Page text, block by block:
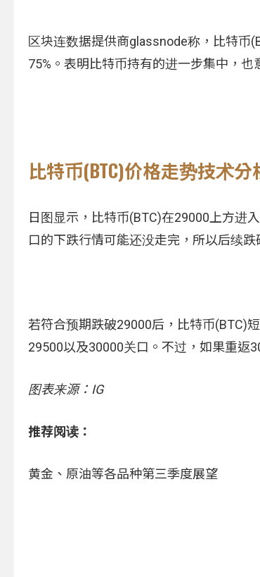
区块连数据提供商glassnode称，比特币
75%。表明比特币持有的进一步集中，
比特币(BTC)价格走势技术
日图显示，比特币(BTC)在29000上方进
口的下跌行情可能还没走完，所以后续
若符合预期跌破29000后，比特币(BTC)
29500以及30000关口。不过，如果重返
图表来源：IG
推荐阅读：
黄金、原油等各品种第三季度展望